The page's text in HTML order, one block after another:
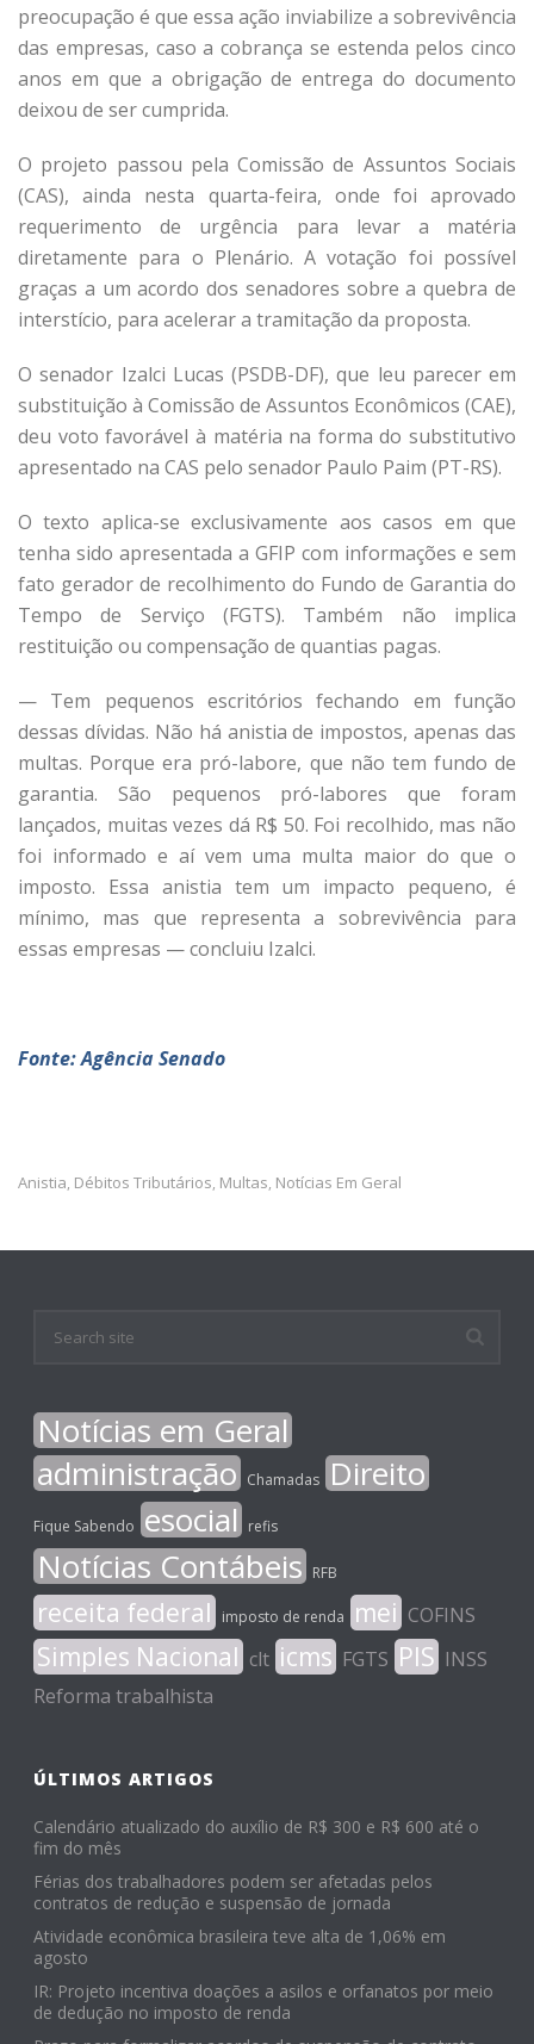
preocupação é que essa ação inviabilize a sobrevivência
das empresas, caso a cobrança se estenda pelos cinco
anos em que a obrigação de entrega do documento
deixou de ser cumprida.
O projeto passou pela Comissão de Assuntos Sociais
(CAS), ainda nesta quarta-feira, onde foi aprovado
requerimento de urgência para levar a matéria
diretamente para o Plenário. A votação foi possível
graças a um acordo dos senadores sobre a quebra de
interstício, para acelerar a tramitação da proposta.
O senador Izalci Lucas (PSDB-DF), que leu parecer em
substituição à Comissão de Assuntos Econômicos (CAE),
deu voto favorável à matéria na forma do substitutivo
apresentado na CAS pelo senador Paulo Paim (PT-RS).
O texto aplica-se exclusivamente aos casos em que
tenha sido apresentada a GFIP com informações e sem
fato gerador de recolhimento do Fundo de Garantia do
Tempo de Serviço (FGTS). Também não implica
restituição ou compensação de quantias pagas.
— Tem pequenos escritórios fechando em função
dessas dívidas. Não há anistia de impostos, apenas das
multas. Porque era pró-labore, que não tem fundo de
garantia. São pequenos pró-labores que foram
lançados, muitas vezes dá R$ 50. Foi recolhido, mas não
foi informado e aí vem uma multa maior do que o
imposto. Essa anistia tem um impacto pequeno, é
mínimo, mas que representa a sobrevivência para
essas empresas — concluiu Izalci.
Fonte: Agência Senado
Anistia, Débitos Tributários, Multas, Notícias Em Geral
Notícias em Geral
administração Chamadas Direito
Fique Sabendo esocial refis
Notícias Contábeis RFB
receita federal imposto de renda mei COFINS
Simples Nacional clt icms FGTS PIS INSS
Reforma trabalhista
ÚLTIMOS ARTIGOS
Calendário atualizado do auxílio de R$ 300 e R$ 600 até o
fim do mês
Férias dos trabalhadores podem ser afetadas pelos
contratos de redução e suspensão de jornada
Atividade econômica brasileira teve alta de 1,06% em
agosto
IR: Projeto incentiva doações a asilos e orfanatos por meio
de dedução no imposto de renda